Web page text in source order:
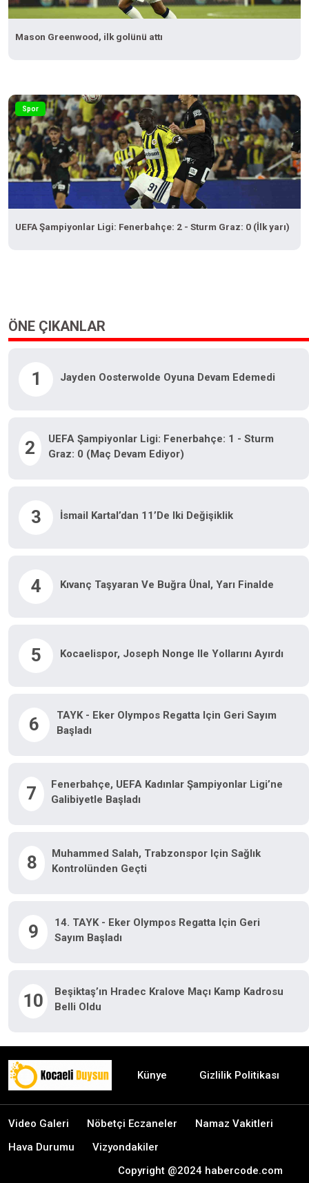
Mason Greenwood, ilk golünü attı
Spor
UEFA Şampiyonlar Ligi: Fenerbahçe: 2 - Sturm Graz: 0 (İlk yarı)
ÖNE ÇIKANLAR
1 Jayden Oosterwolde Oyuna Devam Edemedi
2
UEFA Şampiyonlar Ligi: Fenerbahçe: 1 - Sturm
Graz: 0 (Maç Devam Ediyor)
3 İsmail Kartal’dan 11’de Iki Değişiklik
4 Kıvanç Taşyaran Ve Buğra Ünal, Yarı Finalde
5 Kocaelispor, Joseph Nonge Ile Yollarını Ayırdı
6
TAYK - Eker Olympos Regatta Için Geri Sayım
Başladı
7
Fenerbahçe, UEFA Kadınlar Şampiyonlar Ligi’ne
Galibiyetle Başladı
8
Muhammed Salah, Trabzonspor Için Sağlık
Kontrolünden Geçti
9
14. TAYK - Eker Olympos Regatta Için Geri
Sayım Başladı
10
Beşiktaş’ın Hradec Kralove Maçı Kamp Kadrosu
Belli Oldu
Künye Gizlilik Politikası
Video Galeri Nöbetçi Eczaneler
Namaz Vakitleri
Hava Durumu
Vizyondakiler
Copyright @2024 habercode.com